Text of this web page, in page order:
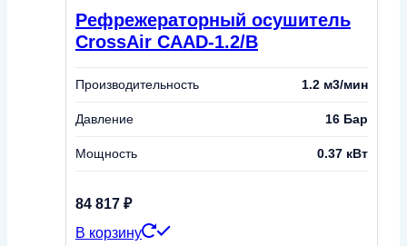
Рефрежераторный осушитель
CrossAir CAAD-1.2/B
Производительность 1.2 м3/мин
Давление 16 Бар
Мощность 0.37 кВт
84 817 ₽
В корзину